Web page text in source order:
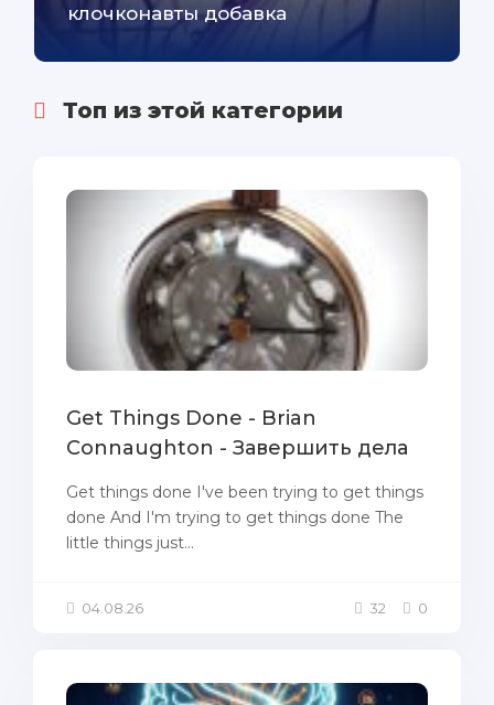
клочконавты добавка
Топ из этой категории
Get Things Done - Brian
Connaughton - Завершить дела
Get things done I've been trying to get things
done And I'm trying to get things done The
little things just...
04.08.26 32 0